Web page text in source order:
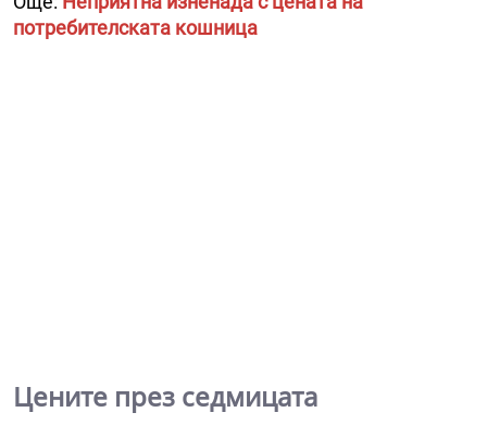
потребителската кошница
Цените през седмицата